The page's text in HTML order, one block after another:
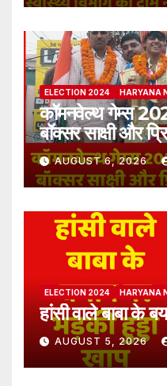
ELECTION 2024 HARYANA
कॉमनवेल्थ गेम्स
बॉक्सर साक्षी और
AUGUST 6, 2026
ELECTION 2024 HARYANA
हांसी वाले बाबा के
AUGUST 5, 2026